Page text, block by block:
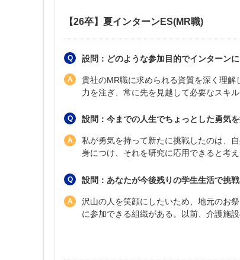
【26卒】夏インターンES(MR職)
設問：どのような参加目的でインターン
貴社のMR職に求められる資質を深く理
力を注ぎ、常に先を見越して必要なスキ
設問：今までの人生でちょっとした勇気
私が勇気を持って新たに挑戦したのは、
身につけ、それを研究に応用できると考
設問：あなたが今後残りの学生生活で挑
沢山の人を笑顔にしたいため、地元のお
に参加できる組織がある。以前、介護施